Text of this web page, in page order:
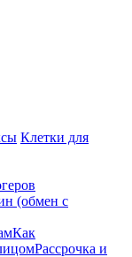
Клетки для
(обмен с
Как
Рассрочка и